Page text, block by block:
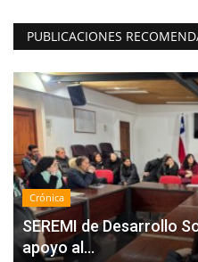
PUBLICACIONES
Crónica
SEREMI de Desarrollo
apoyo al...